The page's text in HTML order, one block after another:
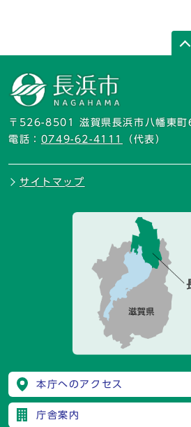
〒526-8501 滋賀県長浜市八幡東町
電話： 0749-62-4111 （代表）
サイトマップ
本庁へのアクセス
庁舎案内